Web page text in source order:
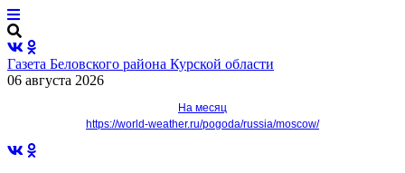
Газета Беловского района Курской области
06 августа 2026
На месяц
https://world-weather.ru/pogoda/russia/moscow/